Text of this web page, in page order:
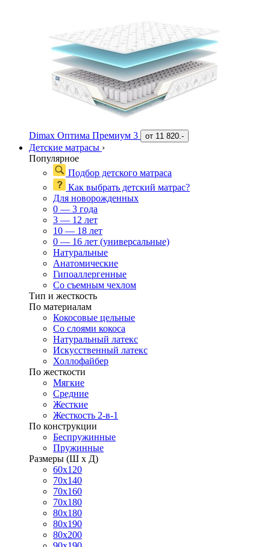
Dimax Оптима Премиум 3 от 11 820.-
Детские матрасы ›
Популярное
Подбор детского матраса
Как выбрать детский матрас?
Для новорожденных
0 — 3 года
3 — 12 лет
10 — 18 лет
0 — 16 лет (универсальные)
Натуральные
Анатомические
Гипоаллергенные
Со съемным чехлом
Тип и жесткость
По материалам
Кокосовые цельные
Со слоями кокоса
Натуральный латекс
Искусственный латекс
Холлофайбер
По жесткости
Мягкие
Средние
Жесткие
Жесткость 2-в-1
По конструкции
Беспружинные
Пружинные
Размеры (Ш х Д)
60х120
70х140
70х160
70х180
80х180
80х190
80х200